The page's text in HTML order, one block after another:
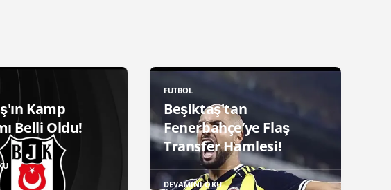
Kamp
Belli Oldu!
FUTBOL
Beşiktaş'tan
Fenerbahçe’ye Flaş
Transfer Hamlesi!
DEVAMINI OKU